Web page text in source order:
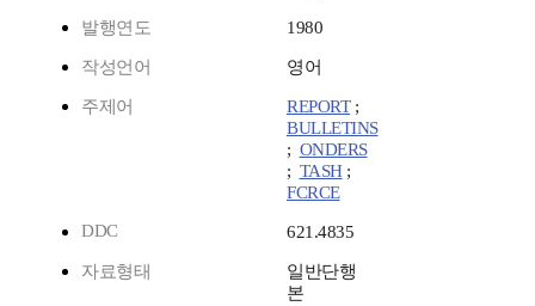
발행연도 1980
작성언어 영어
주제어 REPORT;
BULLETINS
; ONDERS
; TASH;
FCRCE
DDC
621.4835
자료형태
일반단행
본